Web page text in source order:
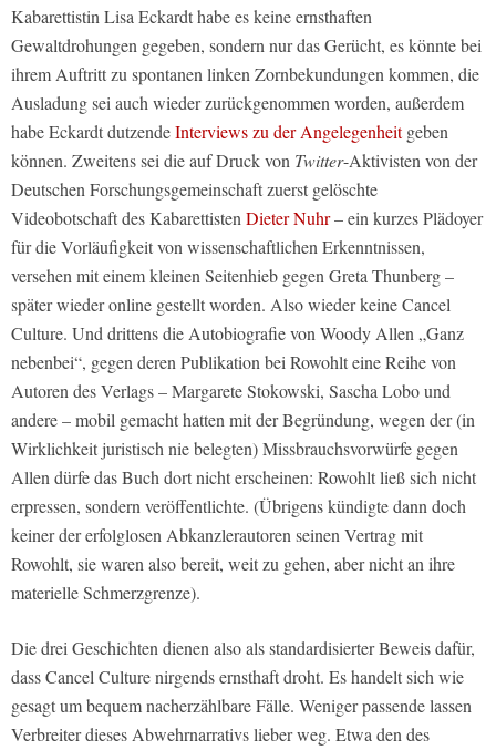
Kabarettistin Lisa Eckardt habe es keine ernsthaften
Gewaltdrohungen gegeben, sondern nur das Gerücht, es könnte bei
ihrem Auftritt zu spontanen linken Zornbekundungen kommen, die
Ausladung sei auch wieder zurückgenommen worden, außerdem
habe Eckardt dutzendeInterviews zu der Angelegenheitgeben
können. Zweitens sei die auf Druck von Twitter-Aktivisten von der
Deutschen Forschungsgemeinschaft zuerst gelöschte
Videobotschaft des KabarettistenDieter Nuhr– ein kurzes Plädoyer
für die Vorläufigkeit von wissenschaftlichen Erkenntnissen,
versehen mit einem kleinen Seitenhieb gegen Greta Thunberg –
später wieder online gestellt worden. Also wieder keine Cancel
Culture. Und drittens die Autobiografie von Woody Allen „Ganz
nebenbei“, gegen deren Publikation bei Rowohlt eine Reihe von
Autoren des Verlags – Margarete Stokowski, Sascha Lobo und
andere – mobil gemacht hatten mit der Begründung, wegen der (in
Wirklichkeit juristisch nie belegten) Missbrauchsvorwürfe gegen
Allen dürfe das Buch dort nicht erscheinen: Rowohlt ließ sich nicht
erpressen, sondern veröffentlichte. (Übrigens kündigte dann doch
keiner der erfolglosen Abkanzlerautoren seinen Vertrag mit
Rowohlt, sie waren also bereit, weit zu gehen, aber nicht an ihre
materielle Schmerzgrenze).
Die drei Geschichten dienen also als standardisierter Beweis dafür,
dass Cancel Culture nirgends ernsthaft droht. Es handelt sich wie
gesagt um bequem nacherzählbare Fälle. Weniger passende lassen
Verbreiter dieses Abwehrnarrativs lieber weg. Etwa den des